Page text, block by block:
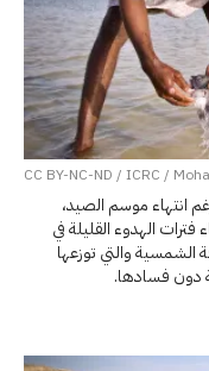
CC BY-NC-ND / ICRC /
برغم انتهاء موسم الصيد،
الهدوء القليلة في
الشمسية والتي توزعها
دون فسادها.